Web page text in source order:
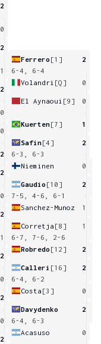
2
0
2
1
2
0
0
2
2
0
2
1
2
0
2
0
2
Ferrero [1]
2
6-4, 6-4
Volandri [Q] 0
El Aynaoui [9] 0
Kuerten[7] 1
Safin[4]
2
6-3, 6-3
Nieminen
0
Gaudio [10]
2
7-5, 4-6, 6-1
Sanchez-Munoz
1
Corretja [8]
1
6-7, 7-6, 2-6
Robredo [12] 2
Calleri [16]
2
6-4, 6-2
Costa [3] 0
Davydenko
2
6-4, 6-3
Acasuso
0